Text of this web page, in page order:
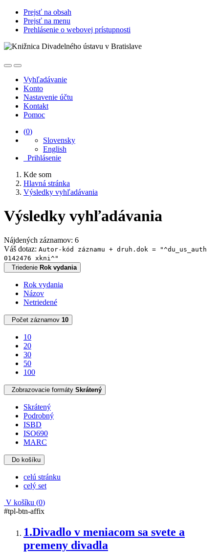
Prejsť na obsah
Prejsť na menu
Prehlásenie o webovej prístupnosti
Vyhľadávanie
Konto
Nastavenie účtu
Kontakt
Pomoc
(0)
Slovensky
English
Prihlásenie
Kde som
Hlavná stránka
Výsledky vyhľadávania
Výsledky vyhľadávania
Nájdených záznamov: 6
Váš dotaz: Autor-kód záznamu + druh.dok = "^du_us_auth
0142476 xkni^"
Triedenie Rok vydania
Rok vydania
Názov
Netriedené
Počet záznamov 10
10
20
30
50
100
Zobrazovacie formáty Skrátený
Skrátený
Podrobný
ISBD
ISO690
MARC
Do košíku
celú stránku
celý set
V košíku (0)
#tpl-btn-affix
1.Divadlo v meniacom sa svete a
premeny divadla